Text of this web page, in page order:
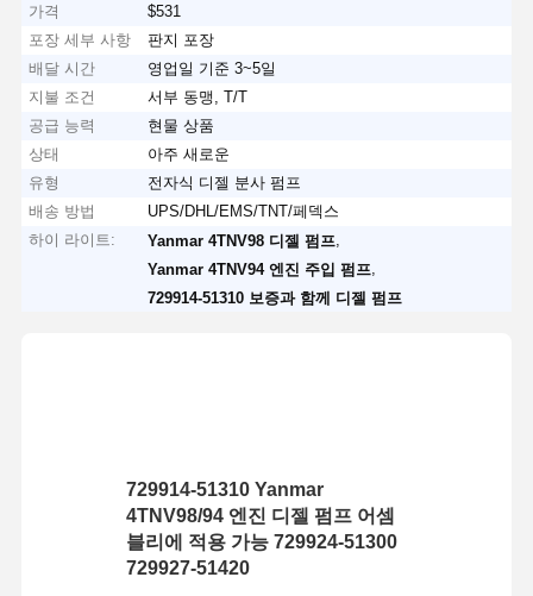
가격
$531
포장 세부 사항
판지 포장
배달 시간
영업일 기준 3~5일
지불 조건
서부 동맹, T/T
공급 능력
현물 상품
상태
아주 새로운
유형
전자식 디젤 분사 펌프
배송 방법
UPS/DHL/EMS/TNT/페덱스
하이 라이트:
Yanmar 4TNV98 디젤 펌프
Yanmar 4TNV94 엔진 주입 펌프
729914-51310 보증과 함께 디젤 펌프
729914-51310 Yanmar
4TNV98/94 엔진 디젤 펌프 어셈
블리에 적용 가능 729924-51300
729927-51420